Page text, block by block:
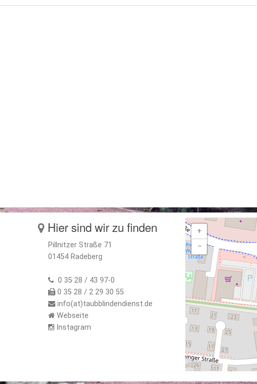
Hier sind wir zu finden
Pillnitzer Straße 71
01454 Radeberg
0 35 28 / 43 97-0
0 35 28 / 2 29 30 55
info(at)taubblindendienst.de
Webseite
Instagram
+
−